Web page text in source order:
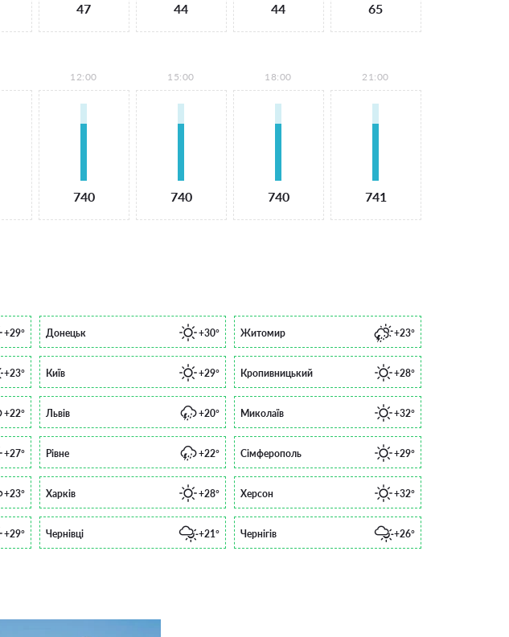
47 44 44 65
12:00
740
15:00
740
18:00
740
21:00
741
+29° Донецьк +30° Житомир +23°
+23° Київ +29° Кропивницький +28°
+22° Львів +20° Миколаїв +32°
+27° Рівне +22° Сімферополь +29°
+23° Харків +28° Херсон +32°
+29° Чернівці +21° Чернігів +26°